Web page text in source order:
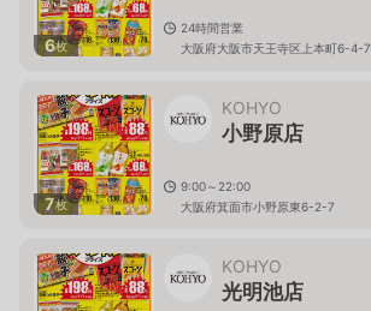
6枚
24時間営業
大阪府大阪市天王寺区上本町6-4-7
7枚
KOHYO
小野原店
9:00～22:00
大阪府箕面市小野原東6-2-7
KOHYO
光明池店